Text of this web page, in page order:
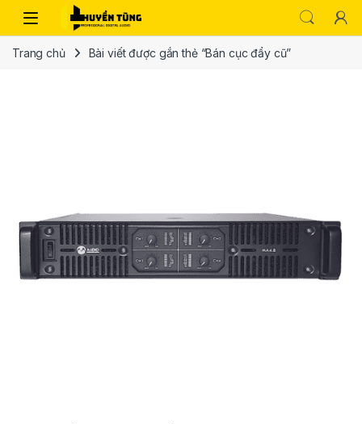
Trang chủ Bài viết được gắn thẻ “Bán cục đẩy cũ”